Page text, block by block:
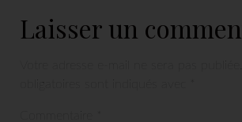
Laisser un
obligatoires sont indiqués avec